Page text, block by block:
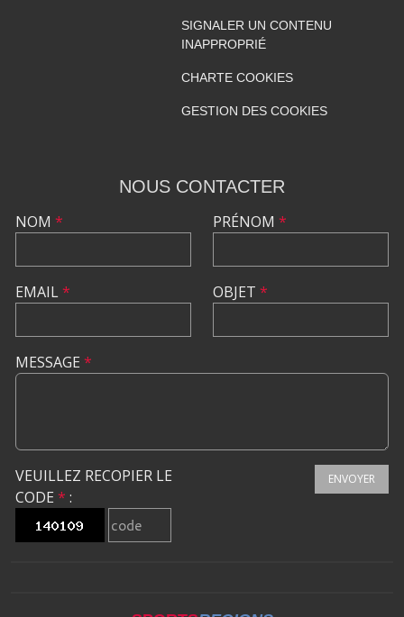
SIGNALER UN CONTENU
INAPPROPRIÉ
CHARTE COOKIES
GESTION DES COOKIES
NOUS CONTACTER
NOM *
EMAIL*
PRÉNOM *
OBJET *
MESSAGE *
VEUILLEZ RECOPIER LE
CODE * :
ENVOYER